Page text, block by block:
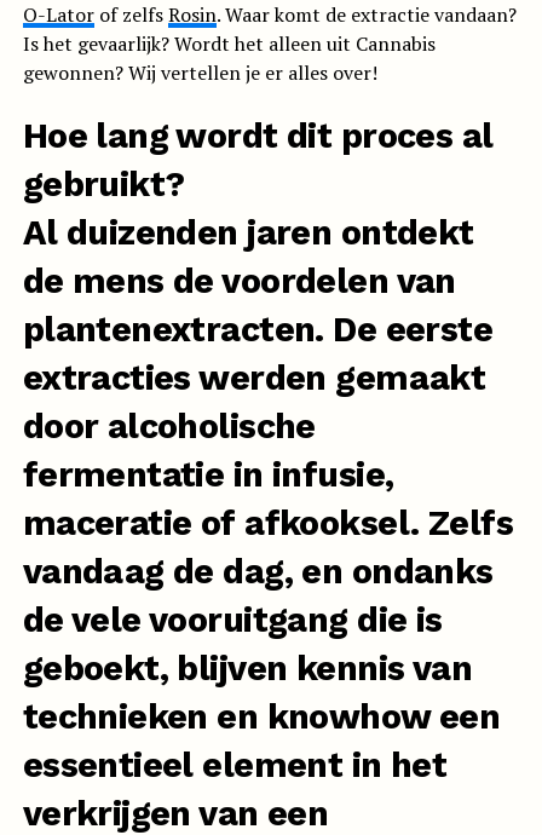
O-Latorof zelfsRosin. Waar komt de extractie vandaan?
Is het gevaarlijk? Wordt het alleen uit Cannabis
gewonnen? Wij vertellen je er alles over!
Hoe lang wordt dit proces al
gebruikt?
Al duizenden jaren ontdekt
de mens de voordelen van
plantenextracten. De eerste
extracties werden gemaakt
door alcoholische
fermentatie in infusie,
maceratie of afkooksel. Zelfs
vandaag de dag, en ondanks
de vele vooruitgang die is
geboekt, blijven kennis van
technieken en knowhow een
essentieel element in het
verkrijgen van een